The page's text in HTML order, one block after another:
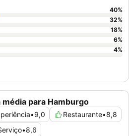
para Hamburgo
•9,0 Restaurante•8,8
•8,6
40%
32%
18%
6%
4%